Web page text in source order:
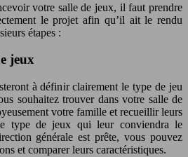
votre salle de jeux, il faut prendre
le projet afin qu’il ait le rendu
étapes :
jeux
à définir clairement le type de jeu
souhaitez trouver dans votre salle de
votre famille et recueillir leurs
type de jeux qui leur conviendra le
générale est prête, vous pouvez
et comparer leurs caractéristiques.